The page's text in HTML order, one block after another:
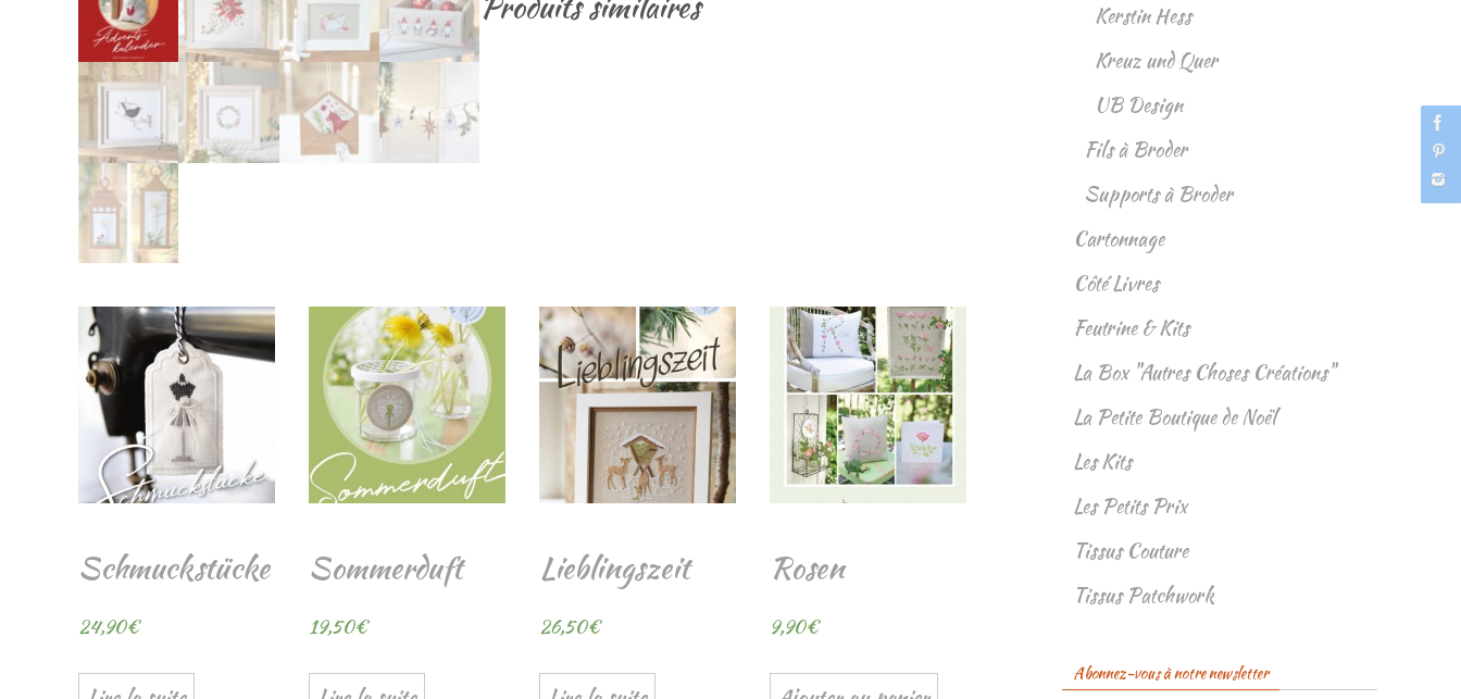
Schmuckstücke
24,90€
Sommerduft
19,50€
Lieblingszeit
26,50€
Rosen
9,90€
Kerstin Hess
Kreuz und Quer
UB Design
Fils à Broder
Supports à Broder
Cartonnage
Côté Livres
Feutrine & Kits
La Box "Autres Choses Créations"
La Petite Boutique de Noël
Les Kits
Les Petits Prix
Tissus Couture
Tissus Patchwork
Abonnez-vous à notre newsletter